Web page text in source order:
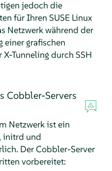
jedoch die
für Ihren SUSE Linux
Netzwerk während der
einer grafischen
Tunneling durch SSH
Cobbler-Servers
Netzwerk ist ein
initrd und
Der Cobbler-Server
vorbereitet: